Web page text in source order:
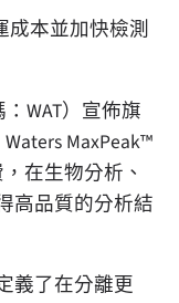
成本並加快檢測
WAT）宣佈旗
MaxPeak™
在生物分析、
高品質的分析結
義了在分離更